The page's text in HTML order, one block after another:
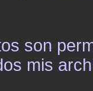
son
mis